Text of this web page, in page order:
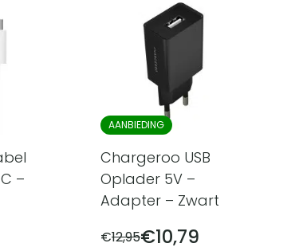
–
AANBIEDING
Chargeroo USB
Oplader 5V –
Adapter – Zwart
€12,95€10,79